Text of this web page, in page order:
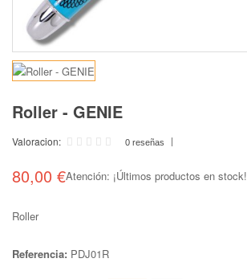
Roller - GENIE
Valoracion: 0 reseñas
80,00 €Atención: ¡Últimos productos en stock!
Roller
Referencia: PDJ01R